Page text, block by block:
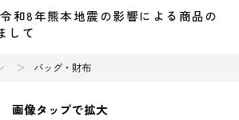
8年熊本地震の影響による商品の
して
バッグ・財布
画像タップで拡大